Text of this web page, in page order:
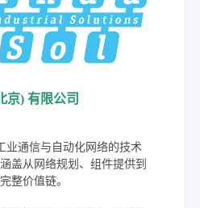
京) 有限公司
业通信与自动化网络的技术
盖从网络规划、组件提供到
整价值链。